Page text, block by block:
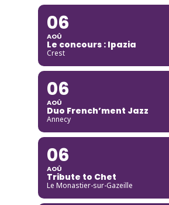
06
AOÛ
Le concours : Ipazia
Crest
06
AOÛ
Duo French’ment Jazz
Annecy
06
AOÛ
Tribute to Chet
Le Monastier-sur-Gazeille